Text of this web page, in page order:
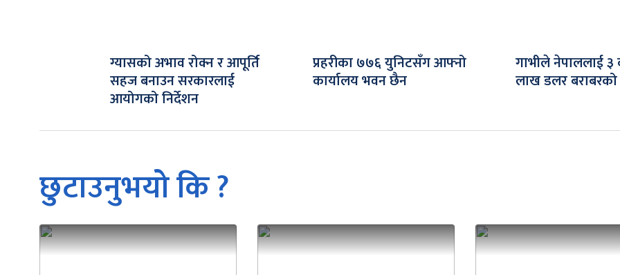
ग्यासको अभाव रोक्न र आपूर्ति
सहज बनाउन सरकारलाई
आयोगको निर्देशन
प्रहरीका ७७६ युनिटसँग आफ्नो
कार्यालय भवन छैन
गाभीले नेपाललाई ३
लाख डलर
छुटाउनुभयो कि ?